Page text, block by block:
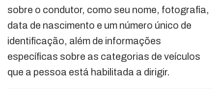
sobre o condutor, como seu nome, fotografia,
data de nascimento e um número único de
identificação, além de informações
específicas sobre as categorias de veículos
que a pessoa está habilitada a dirigir.